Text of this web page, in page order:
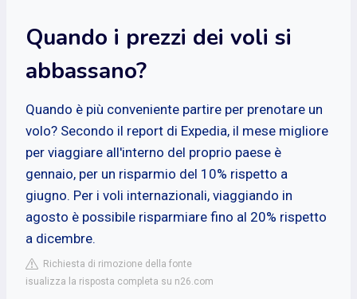
Quando i prezzi dei voli si
abbassano?
Quando è più conveniente partire per prenotare un
volo? Secondo il report di Expedia, il mese migliore
per viaggiare all'interno del proprio paese è
gennaio, per un risparmio del 10% rispetto a
giugno. Per i voli internazionali, viaggiando in
agosto è possibile risparmiare fino al 20% rispetto
a dicembre.
Richiesta di rimozione della fonte
isualizza la risposta completa su n26.com